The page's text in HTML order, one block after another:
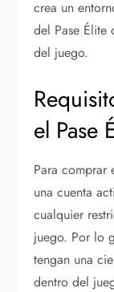
crea un
del Pase Élite
del juego.
el Pase
Para comprar
una cuenta
cualquier
juego. Por lo
tengan una
dentro del